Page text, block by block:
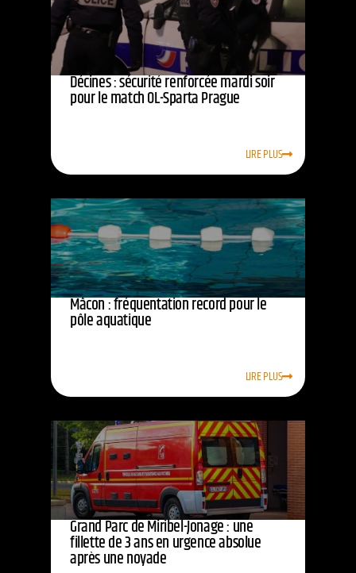
Décines : sécurité renforcée mardi soir
pour le match OL-Sparta Prague
LIRE PLUS
Mâcon : fréquentation record pour le
pôle aquatique
LIRE PLUS
Grand Parc de Miribel-Jonage : une
fillette de 3 ans en urgence absolue
après une noyade